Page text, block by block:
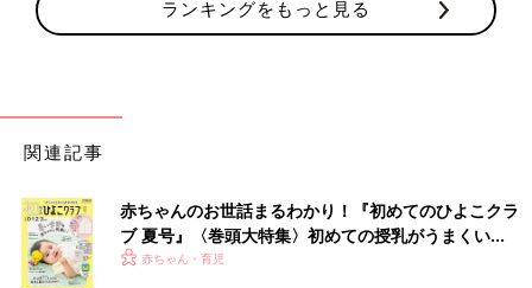
ランキングをもっと見る
関連記事
赤ちゃんのお世話まるわかり！『初めてのひよこクラ
ブ 夏号』〈巻頭大特集〉初めての授乳がうまくい
く！ おっぱい・ミルクの基本と夏のトラブル 解決テ
赤ちゃん・育児